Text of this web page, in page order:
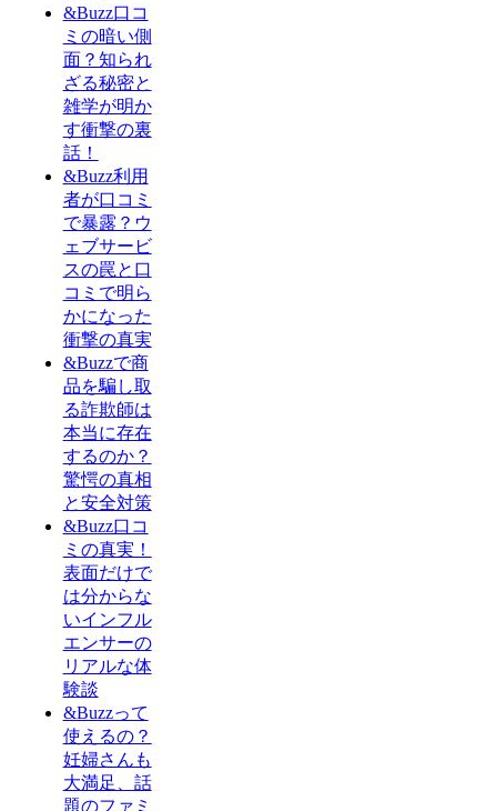
&Buzz口コ
ミの暗い側
面？知られ
ざる秘密と
雑学が明か
す衝撃の裏
話！
&Buzz利用
者が口コミ
で暴露？ウ
ェブサービ
スの罠と口
コミで明ら
かになった
衝撃の真実
&Buzzで商
品を騙し取
る詐欺師は
本当に存在
するのか？
驚愕の真相
と安全対策
&Buzz口コ
ミの真実！
表面だけで
は分からな
いインフル
エンサーの
リアルな体
験談
&Buzzって
使えるの？
妊婦さんも
大満足、話
題のファミ